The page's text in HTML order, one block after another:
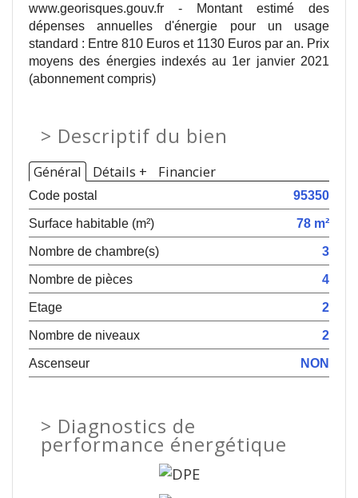
www.georisques.gouv.fr - Montant estimé des
dépenses annuelles d'énergie pour un usage
standard : Entre 810 Euros et 1130 Euros par an. Prix
moyens des énergies indexés au 1er janvier 2021
(abonnement compris)
> Descriptif du bien
Général Détails + Financier
Code postal
95350
Surface habitable (m²)
78 m²
Nombre de chambre(s)
3
Nombre de pièces
4
Etage
2
Nombre de niveaux
2
Ascenseur
NON
> Diagnostics de
performance énergétique